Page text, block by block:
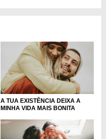
A TUA EXISTÊNCIA DEIXA A
MINHA VIDA MAIS BONITA